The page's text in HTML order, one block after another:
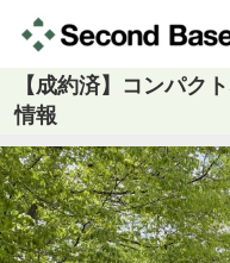
【成約済】コンパク
情報